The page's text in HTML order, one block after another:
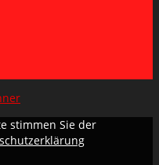
stimmen Sie der